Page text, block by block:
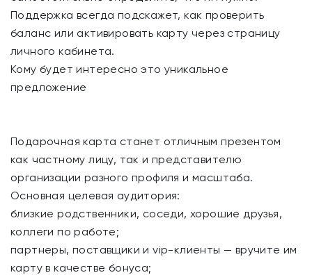
Поддержка всегда подскажет, как проверить
баланс или активировать карту через страницу
личного кабинета.
Кому будет интересно это уникальное
предложение
Подарочная карта станет отличным презентом
как частному лицу, так и представителю
организации разного профиля и масштаба.
Основная целевая аудитория:
близкие родственники, соседи, хорошие друзья,
коллеги по работе;
партнеры, поставщики и vip-клиенты — вручите им
карту в качестве бонуса;